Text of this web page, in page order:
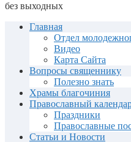
без выходных
Главная
Отдел
Видео
Карта Сайта
Вопросы священнику
Полезно знать
Храмы благочиния
Православный
Праздники
Православные
Статьи и Новости